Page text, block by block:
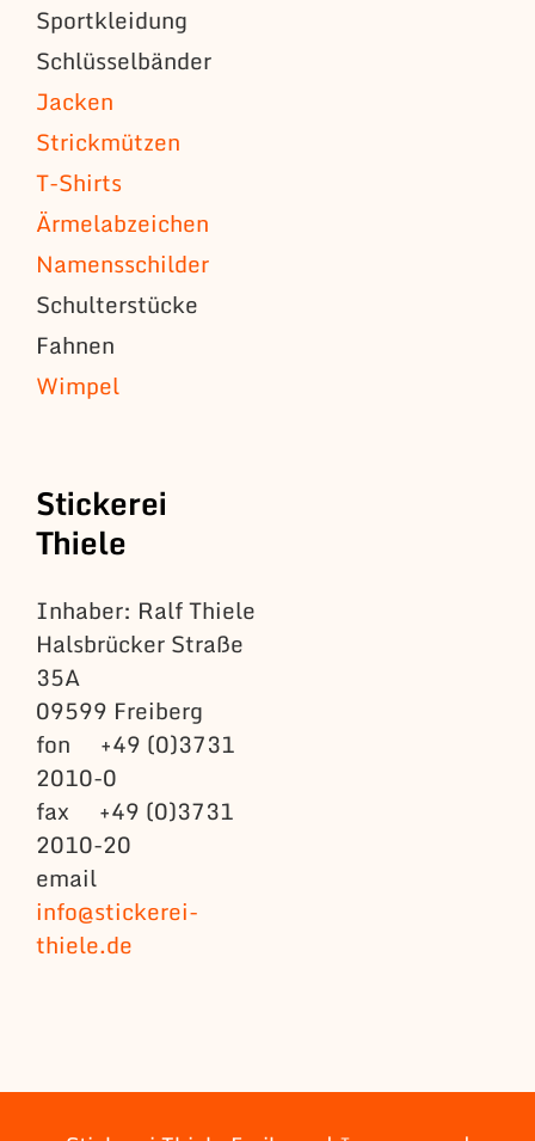
Sportkleidung
Schlüsselbänder
Jacken
Strickmützen
T-Shirts
Ärmelabzeichen
Namensschilder
Schulterstücke
Fahnen
Wimpel
Stickerei
Thiele
Inhaber: Ralf Thiele
Halsbrücker Straße
35A
09599 Freiberg
fon +49 (0)3731
2010-0
fax +49 (0)3731
2010-20
email
info@stickerei-
thiele.de